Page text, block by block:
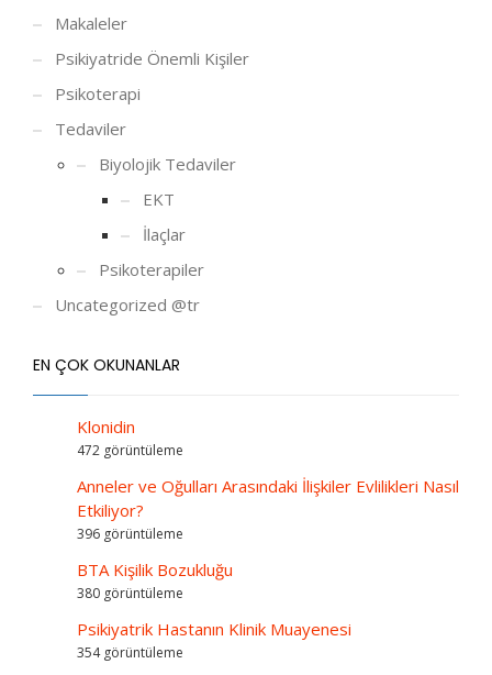
Makaleler
Psikiyatride Önemli Kişiler
Psikoterapi
Tedaviler
Biyolojik Tedaviler
EKT
İlaçlar
Psikoterapiler
Uncategorized @tr
EN ÇOK OKUNANLAR
Klonidin
472 görüntüleme
Anneler ve Oğulları Arasındaki İlişkiler Evlilikleri Nasıl
Etkiliyor?
396 görüntüleme
BTA Kişilik Bozukluğu
380 görüntüleme
Psikiyatrik Hastanın Klinik Muayenesi
354 görüntüleme